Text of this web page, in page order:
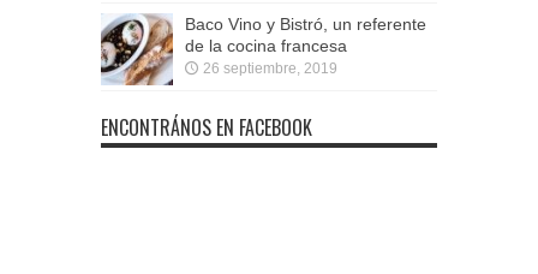
Baco Vino y Bistró, un referente
de la cocina francesa
26 septiembre, 2019
ENCONTRÁNOS EN FACEBOOK